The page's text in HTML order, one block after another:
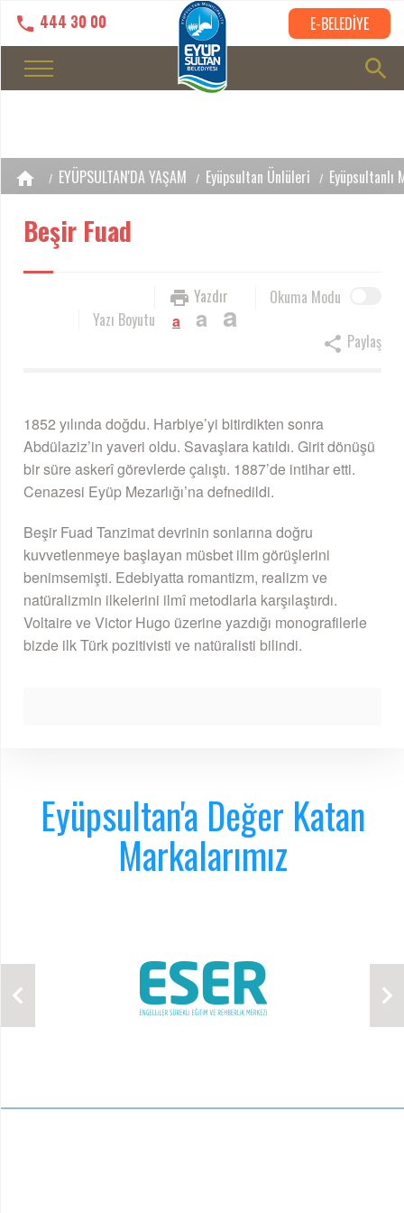
444 30 00 E-BELEDİYE
EYÜPSULTAN'DA YAŞAM Eyüpsultan Ünlüleri Eyüpsultanlı
Beşir Fuad
Okuma Modu
Yazdır
Yazı Boyutu
a a a
Paylaş
1852 yılında doğdu. Harbiye’yi bitirdikten sonra
Abdülaziz’in yaveri oldu. Savaşlara katıldı. Girit dönüşü
bir süre askerî görevlerde çalıştı. 1887’de intihar etti.
Cenazesi Eyüp Mezarlığı’na defnedildi.
Beşir Fuad Tanzimat devrinin sonlarına doğru
kuvvetlenmeye başlayan müsbet ilim görüşlerini
benimsemişti. Edebiyatta romantizm, realizm ve
natüralizmin ilkelerini ilmî metodlarla karşılaştırdı.
Voltaire ve Victor Hugo üzerine yazdığı monografilerle
bizde ilk Türk pozitivisti ve natüralisti bilindi.
Eyüpsultan'a Değer Katan
Markalarımız